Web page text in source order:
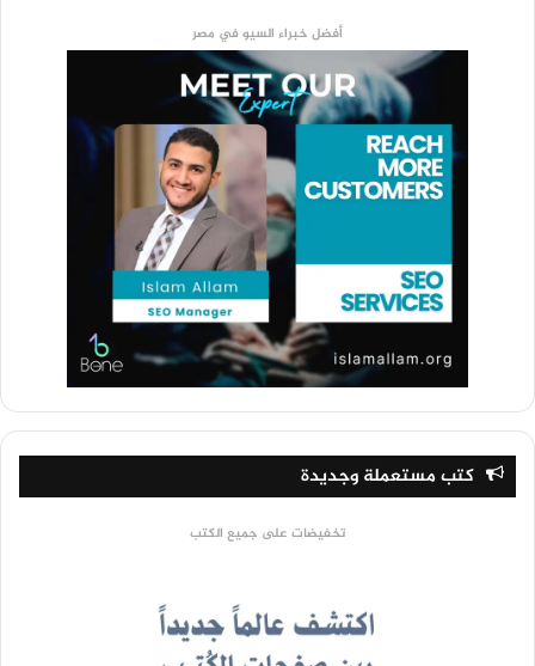
أفضل خبراء السيو في مصر
كتب مستعملة وجديدة
تخفيضات على جميع الكتب